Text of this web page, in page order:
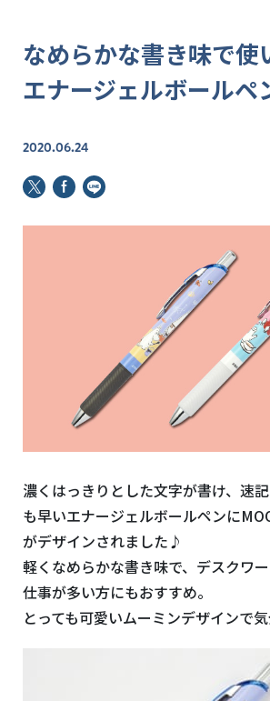
なめらかな書き味で使
エナージェルボールペ
2020.06.24
濃くはっきりとした文字が書け、速
も早いエナージェルボールペンに
がデザインされました♪
軽くなめらかな書き味で、デスクワ
仕事が多い方にもおすすめ。
とっても可愛いムーミンデザインで